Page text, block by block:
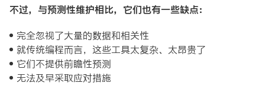
不过，与预测性维护相比，它们也有一些缺点：
完全忽视了大量的数据和相关性
就传统编程而言，这些工具太复杂、太昂贵了
它们不提供前瞻性预测
无法及早采取应对措施